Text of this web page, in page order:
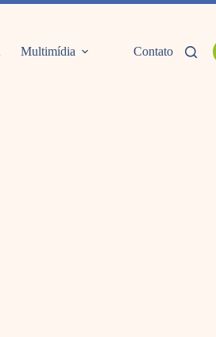
Multimídia Contato